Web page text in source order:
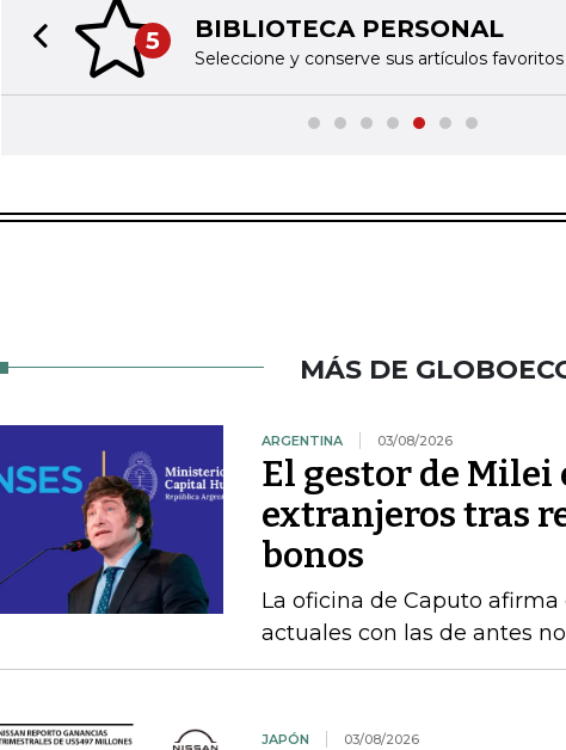
5 BIBLIOTECA PERSONAL
Seleccione y conserve sus artículos favoritos
Previous slide
MÁS DE
ARGENTINA 03/08/2026
El gestor de Milei
extranjeros tras
bonos
La oficina de Caputo
actuales con las de antes
JAPÓN 03/08/2026